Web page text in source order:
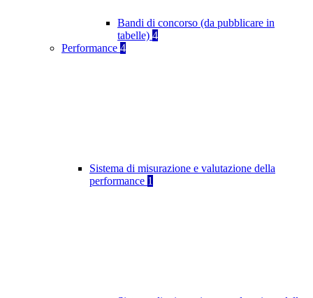
Bandi di concorso (da pubblicare in
tabelle) 4
Performance 4
Sistema di misurazione e valutazione della
performance 1